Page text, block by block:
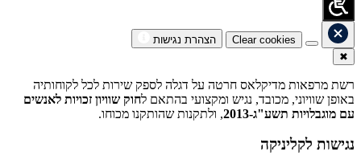
Clear cookies
הצהרת נגישות
✖
רשת מרפאות מדיקלאס חרטה על דגלה לספק שירות לכל לקוחותיה
באופן שוויוני, מכובד, נגיש ומקצועי בהתאם לחוק שוויון זכויות לאנשים
עם מוגבלויות תשע"ג-2013
, ולתקנות שהותקנו מכוחו.
נגישות לקליניקה